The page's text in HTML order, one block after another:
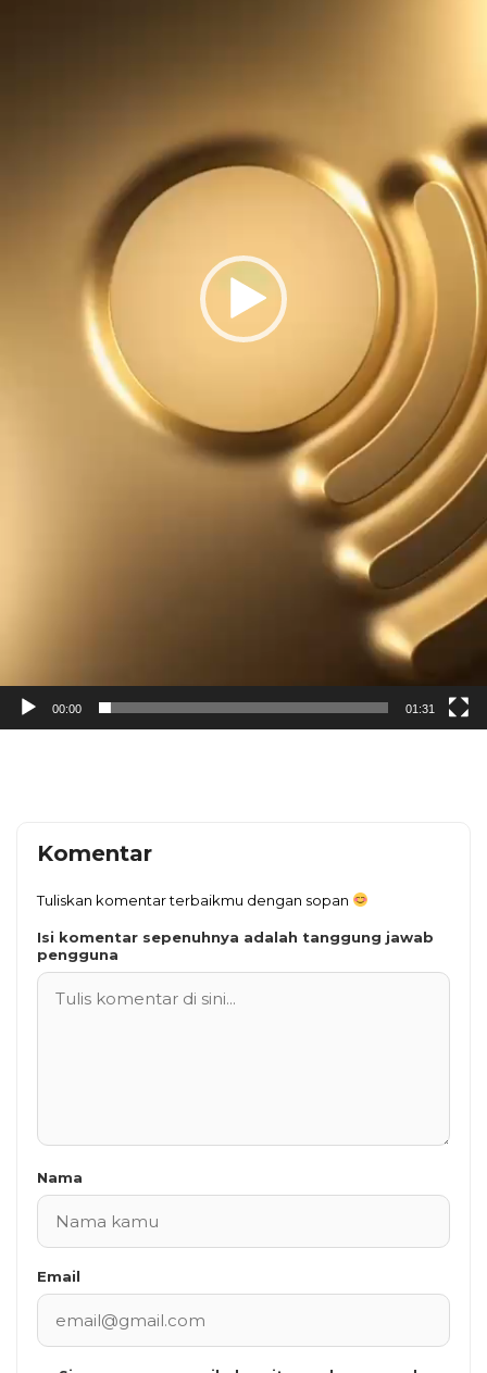
00:00 01:31
Komentar
Tuliskan komentar terbaikmu dengan sopan
Isi komentar sepenuhnya adalah tanggung jawab
pengguna
Nama
Email